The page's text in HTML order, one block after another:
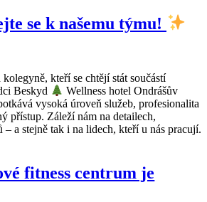
se k našemu týmu!
kteří se chtějí stát součástí
Beskyd
Wellness hotel Ondrášův
vysoká úroveň služeb, profesionalita
přístup. Záleží nám na detailech,
– a stejně tak i na lidech, kteří u nás pracují.
fitness centrum je